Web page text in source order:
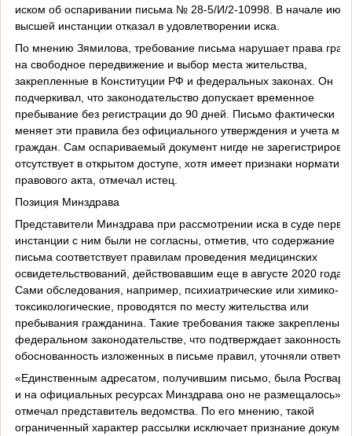
иском об оспаривании письма № 28-5/И/2-10998. В начале
высшей инстанции отказал в удовлетворении иска.
По мнению Зямилова, требование письма нарушает права
на свободное передвижение и выбор места жительства,
закрепленные в Конституции РФ и федеральных законах. Он
подчеркивал, что законодательство допускает временное
пребывание без регистрации до 90 дней. Письмо фактически
меняет эти правила без официального утверждения и учета
граждан. Сам оспариваемый документ нигде не
отсутствует в открытом доступе, хотя имеет признаки
правового акта, отмечал истец.
Позиция Минздрава
Представители Минздрава при рассмотрении иска в суде
инстанции с ним были не согласны, отметив, что содержание
письма соответствует правилам проведения медицинских
освидетельствований, действовавшим еще в августе 2020 года.
Сами обследования, например, психиатрические или химико-
токсикологические, проводятся по месту жительства или
пребывания гражданина. Такие требования также закреплены в
федеральном законодательстве, что подтверждает законность и
обоснованность изложенных в письме правил, уточняли
«Единственным адресатом, получившим письмо, была
и на официальных ресурсах Минздрава оно не размещалось»,
отмечал представитель ведомства. По его мнению, такой
ограниченный характер рассылки исключает признание